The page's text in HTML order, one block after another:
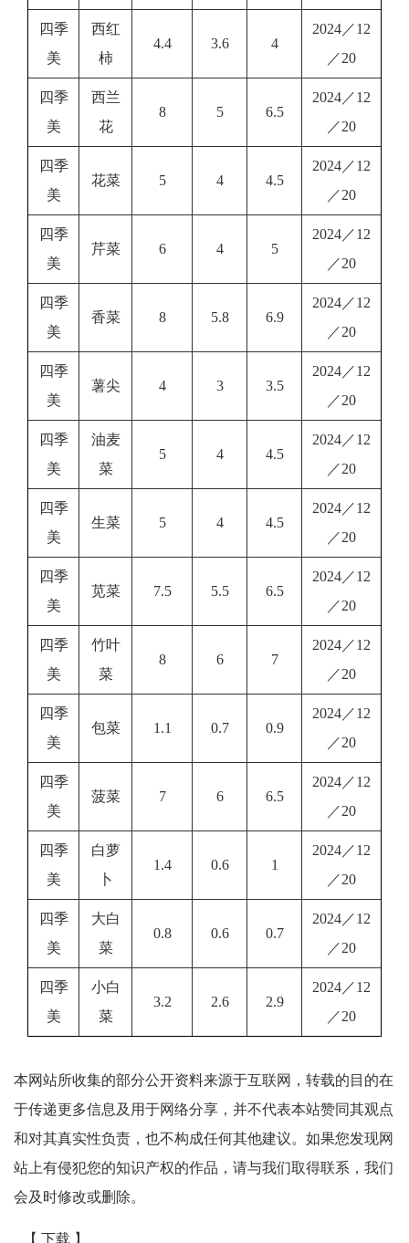
四季
美
西红
柿
4.4 3.6 4
2024／12
／20
四季
美
西兰
花
8 5 6.5
2024／12
／20
四季
美
花菜 5 4 4.5
2024／12
／20
四季
美
芹菜 6 4 5
2024／12
／20
四季
美
香菜 8 5.8 6.9
2024／12
／20
四季
美
薯尖 4 3 3.5
2024／12
／20
四季
美
油麦
菜
5 4 4.5
2024／12
／20
四季
美
生菜 5 4 4.5
2024／12
／20
四季
美
苋菜 7.5 5.5 6.5
2024／12
／20
四季
美
竹叶
菜
8 6 7
2024／12
／20
四季
美
包菜 1.1 0.7 0.9
2024／12
／20
四季
美
菠菜 7 6 6.5
2024／12
／20
四季
美
白萝
卜
1.4 0.6 1
2024／12
／20
四季
美
大白
菜
0.8 0.6 0.7
2024／12
／20
四季
美
小白
菜
3.2 2.6 2.9
2024／12
／20
本网站所收集的部分公开资料来源于互联网，转载的目的在
于传递更多信息及用于网络分享，并不代表本站赞同其观点
和对其真实性负责，也不构成任何其他建议。如果您发现网
站上有侵犯您的知识产权的作品，请与我们取得联系，我们
会及时修改或删除。
【 下载 】